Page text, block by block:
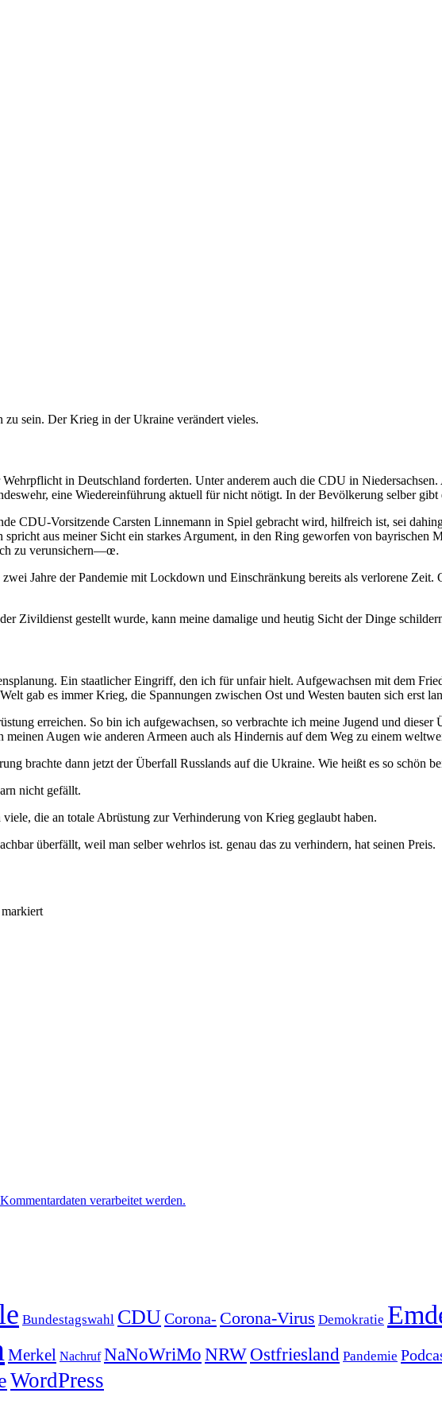
zu sein. Der Krieg in der Ukraine verändert vieles.
in Deutschland forderten. Unter anderem auch die CDU in
eine Wiedereinführung aktuell für nicht nötigt. In der Bevölkerung selber gibt
CDU-Vorsitzende Carsten Linnemann in Spiel gebracht wird, hilfreich ist, sei
aus meiner Sicht ein starkes Argument, in den Ring geworfen von bayrischen
zu verunsichern—œ.
Jahre der Pandemie mit Lockdown und Einschränkung bereits als verlorene Zeit.
Zivildienst gestellt wurde, kann meine damalige und heutig Sicht der Dinge
Ein staatlicher Eingriff, den ich für unfair hielt. Aufgewachsen mit dem
gab es immer Krieg, die Spannungen zwischen Ost und Westen bauten sich erst
erreichen. So bin ich aufgewachsen, so verbrachte ich meine Jugend und dieser
Augen wie anderen Armeen auch als Hindernis auf dem Weg zu einem
brachte dann jetzt der Überfall Russlands auf die Ukraine. Wie heißt es so schön
nicht gefällt.
die an totale Abrüstung zur Verhinderung von Krieg geglaubt haben.
überfällt, weil man selber wehrlos ist. genau das zu verhindern, hat seinen Preis.
markiert
verarbeitet werden.
Bundestagswahl CDUCorona- Corona-Virus Demokratie
Merkel Nachruf NaNoWriMo NRWOstfriesland Pandemie
WordPress